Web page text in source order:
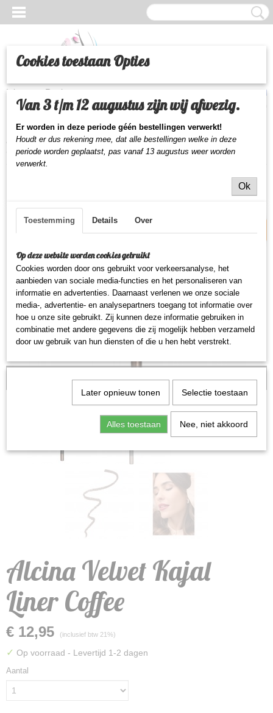
Inloggen Registreren
Geen producten
Home> Beauty>Make-up>Ogen>Alcina Velvet Kajal Liner
Coffee
Ook leverbaar in Plum
NIEUW
Alcina Velvet Kajal
Liner Coffee
€ 12,95 (inclusief btw 21%)
✓ Op voorraad - Levertijd 1-2 dagen
Aantal
Cookies toestaan Opties
Van 3 t/m 12 augustus zijn wij afwezig.
Er worden in deze periode géén bestellingen verwerkt!
Houdt er dus rekening mee, dat alle bestellingen welke in deze
periode worden geplaatst, pas vanaf 13 augustus weer worden
verwerkt.
Ok
Toestemming Details Over
Op deze website worden cookies gebruikt
Cookies worden door ons gebruikt voor verkeersanalyse, het
aanbieden van sociale media-functies en het personaliseren van
informatie en advertenties. Daarnaast verlenen we onze sociale
media-, advertentie- en analysepartners toegang tot informatie over
hoe u onze site gebruikt. Zij kunnen deze informatie gebruiken in
combinatie met andere gegevens die zij mogelijk hebben verzameld
door uw gebruik van hun diensten of die u hen hebt verstrekt.
Later opnieuw tonen Selectie toestaan
Alles toestaan Nee, niet akkoord